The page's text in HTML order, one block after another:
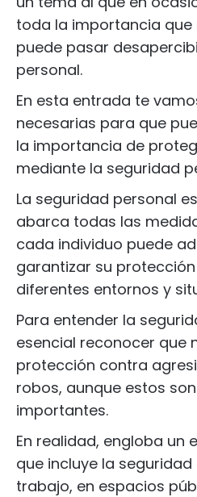
toda la importancia que
puede pasar
personal.
En esta entrada te
necesarias para que
la importancia de
mediante la seguridad
La seguridad personal
abarca todas las
cada individuo puede
garantizar su
diferentes entornos y
Para entender la
esencial reconocer que
protección contra
robos, aunque estos
importantes.
En realidad, engloba un
que incluye la seguridad
trabajo, en espacios